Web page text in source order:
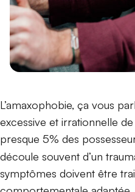
L’amaxophobie, ça vous
excessive et irrationnelle
presque 5% des
découle souvent d’un
symptômes doivent être